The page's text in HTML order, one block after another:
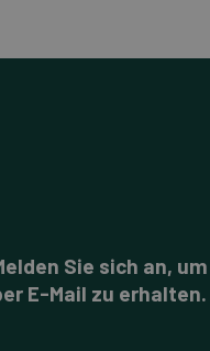
Sie sich an,
E-Mail zu erhalten.